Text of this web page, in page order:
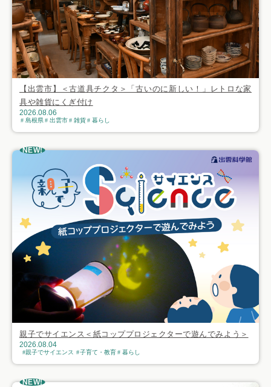
【出雲市】＜古道具チクタ＞「古いのに新しい！」レトロな家
具や雑貨にくぎ付け
2026.08.06
島根県 出雲市 雑貨 暮らし
NEW!
親子でサイエンス＜紙コッププロジェクターで遊んでみよう＞
2026.08.04
親子でサイエンス 子育て・教育 暮らし
NEW!